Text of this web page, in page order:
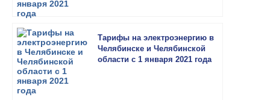
Тарифы на электроэнергию в
Челябинске и Челябинской
области с 1 января 2021 года